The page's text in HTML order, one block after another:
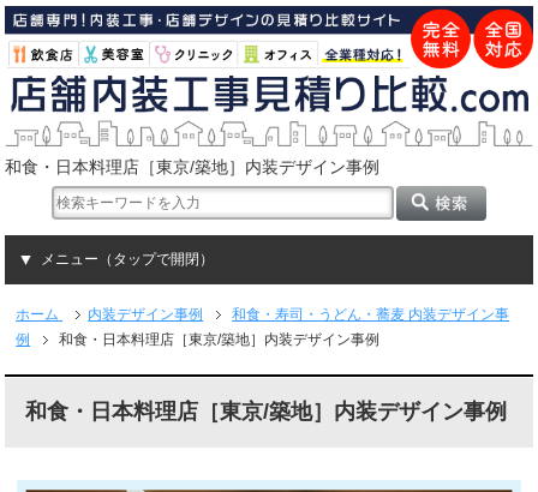
和食・日本料理店［東京/築地］内装デザイン事例
メニュー（タップで開閉）
ホーム 内装デザイン事例
和食・寿司・うどん・蕎麦 内装デザイン事
例
和食・日本料理店［東京/築地］内装デザイン事例
和食・日本料理店［東京/築地］内装デザイン事例